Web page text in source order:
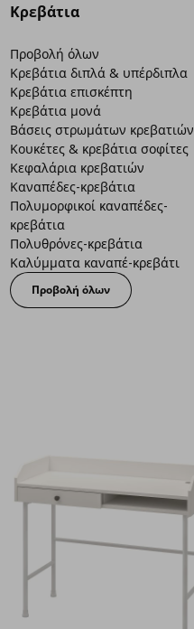
Κρεβάτια
Προβολή όλων
Κρεβάτια διπλά & υπέρδιπλα
Κρεβάτια επισκέπτη
Κρεβάτια μονά
Βάσεις στρωμάτων κρεβατιών
Κουκέτες & κρεβάτια σοφίτες
Κεφαλάρια κρεβατιών
Καναπέδες-κρεβάτια
Πολυμορφικοί καναπέδες-
κρεβάτια
Πολυθρόνες-κρεβάτια
Καλύμματα καναπέ-κρεβάτι
Προβολή όλων